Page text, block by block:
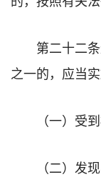
第二十二
之一的，应当
（一）受
（二）发